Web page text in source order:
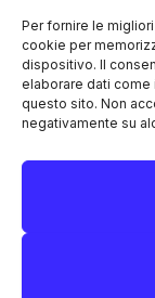
Per fornire le
cookie per
dispositivo. Il
elaborare dati come
questo sito. Non
negativamente su
Cinemedia Srl